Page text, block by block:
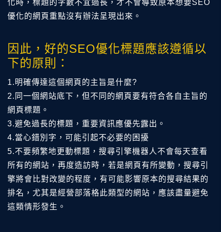
化時，標題的字數不宜過長，才不會導致原本想要SEO
優化的網頁重點沒有辦法呈現出來。
因此，好的SEO優化標題應該遵循以
下的原則：
1.明確傳達這個網頁的主旨是什麼?
2.同一個網站底下，但不同的網頁要有符合各自主旨的
網頁標題。
3.避免過長的標題，重要資訊應優先露出。
4.當心錯別字，可能引起不必要的困擾
5.不要頻繁地更動標題，搜尋引擎機器人不會每天查看
所有的網站，再度造訪時，若是網頁有所變動，搜尋引
擎將會比對改變的程度，有可能影響原本的搜尋結果的
排名，尤其是經營部落格此類型的網站，應該盡量避免
這類情形發生。